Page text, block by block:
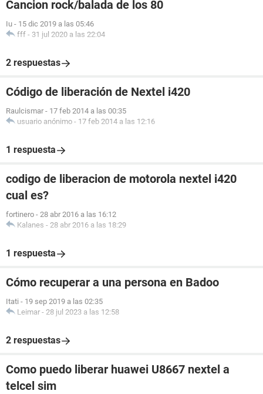
Cancion rock/balada de los 80
Iu - 15 dic 2019 a las 05:46
fff - 31 jul 2020 a las 22:04
2 respuestas
Código de liberación de Nextel i420
Raulcismar - 17 feb 2014 a las 00:35
usuario anónimo - 17 feb 2014 a las 12:16
1 respuesta
codigo de liberacion de motorola nextel i420
cual es?
fortinero - 28 abr 2016 a las 16:12
Kalanes - 28 abr 2016 a las 18:29
1 respuesta
Cómo recuperar a una persona en Badoo
Itati - 19 sep 2019 a las 02:35
Leimar - 28 jul 2023 a las 12:58
2 respuestas
Como puedo liberar huawei U8667 nextel a
telcel sim